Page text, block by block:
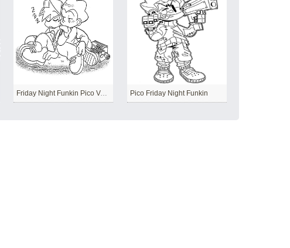
Friday Night Funkin Pico Ve Boyfriend Pico Friday Night Funkin